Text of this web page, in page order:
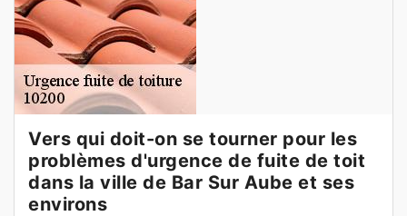
Vers qui doit-on se tourner pour les
problèmes d'urgence de fuite de toit
dans la ville de Bar Sur Aube et ses
environs